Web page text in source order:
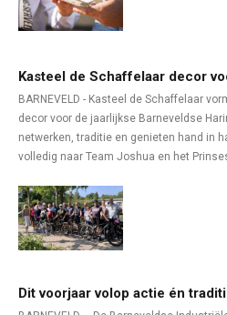
Kasteel de Schaffelaar decor
BARNEVELD - Kasteel de Schaffelaar
decor voor de jaarlijkse Barneveldse
netwerken, traditie en genieten hand in
volledig naar Team Joshua en het
Dit voorjaar volop actie én